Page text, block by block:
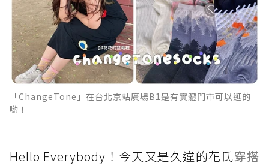
「ChangeTone」在台北京站廣場B1是有實體門市可以逛的
喲！
Hello Everybody！今天又是久違的花氏穿搭